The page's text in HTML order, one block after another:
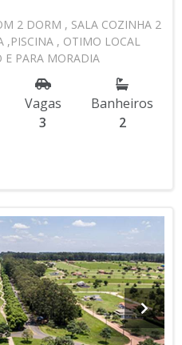
2 DORM , SALA COZINHA 2
,PISCINA , OTIMO LOCAL
E PARA MORADIA
Vagas
3
Banheiros
2